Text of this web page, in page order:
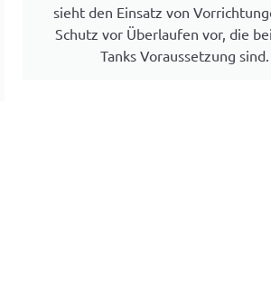
sieht den Einsatz von
Schutz vor Überlaufen vor, die
Tanks Voraussetzung sind.